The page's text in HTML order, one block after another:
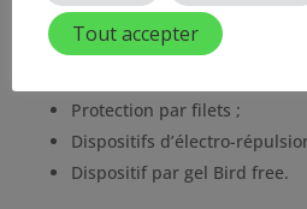
Protection par pics et picots ;
Protection par filets ;
Dispositifs d’électro-
Dispositif par gel Bird free.
Tout accepter